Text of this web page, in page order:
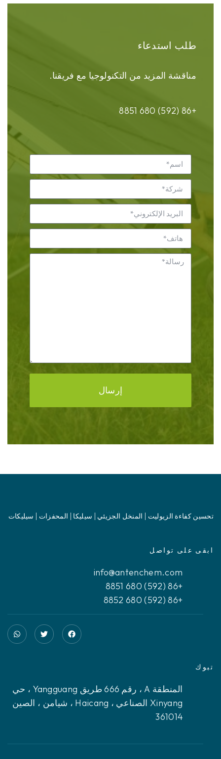
طلب استدعاء
مناقشة المزيد من التكنولوجيا مع فريقنا.
+86 (592) 680 8851
إرسال
تحسين كفاءة الزيوليت | المنخل الجزيئي | سيليكا | المحفزات | سيليكات
ابقى على تواصل
info@antenchem.com
+86 (592) 680 8851
+86 (592) 680 8852
تبوك
المنطقة A ، رقم 666 طريق Yangguang ، حي
Xinyang الصناعي ، Haicang ، شيامن ، الصين
361014